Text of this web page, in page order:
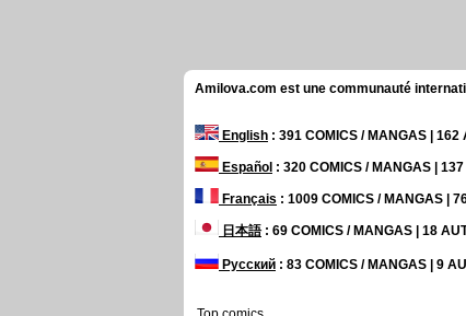
Amilova.com est une communauté
English : 391 COMICS / MANGAS |
Español : 320 COMICS / MANGAS |
Français : 1009 COMICS / MANGAS |
日本語: 69 COMICS / MANGAS | 18
Русский : 83 COMICS / MANGAS | 9